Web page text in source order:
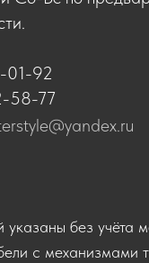
01-92
58-77
без учёта
с механизмами